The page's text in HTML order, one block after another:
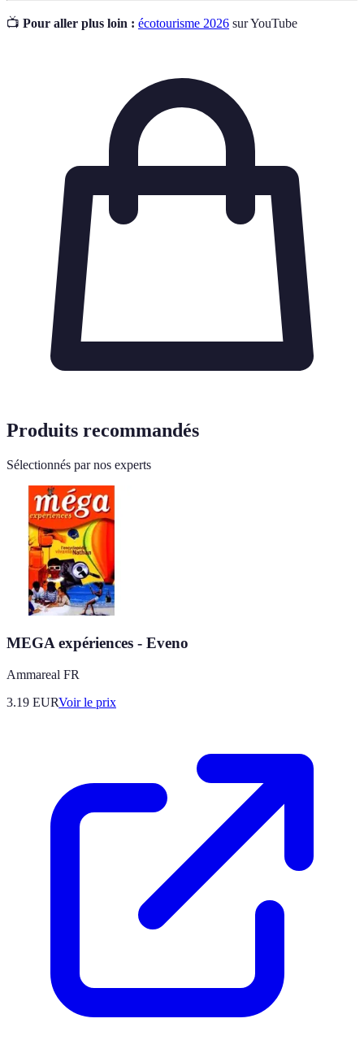
📺 Pour aller plus loin : écotourisme 2026 sur YouTube
Produits recommandés
Sélectionnés par nos experts
MEGA expériences - Eveno
Ammareal FR
3.19 EURVoir le prix